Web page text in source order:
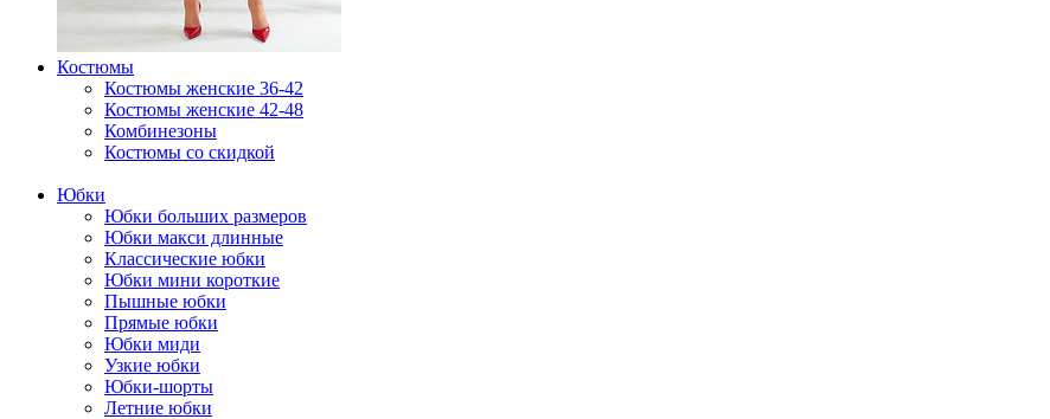
Костюмы
Костюмы женские 36-42
Костюмы женские 42-48
Комбинезоны
Костюмы со скидкой
Юбки
Юбки больших размеров
Юбки макси длинные
Классические юбки
Юбки мини короткие
Пышные юбки
Прямые юбки
Юбки миди
Узкие юбки
Юбки-шорты
Летние юбки